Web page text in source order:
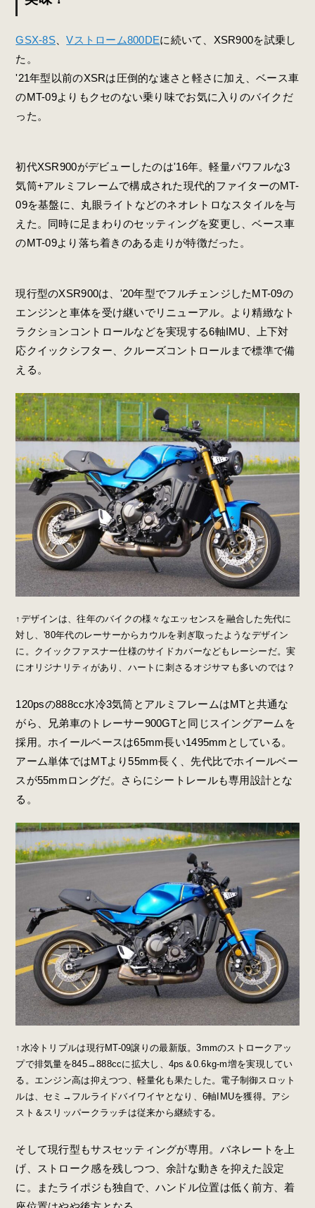
GSX-8S 、Vストローム800DEに続いて、XSR900を試乗し
た。
'21年型以前のXSRは圧倒的な速さと軽さに加え、ベース車
のMT-09よりもクセのない乗り味でお気に入りのバイクだ
った。
初代XSR900がデビューしたのは'16年。軽量パワフルな3
気筒+アルミフレームで構成された現代的ファイターのMT-
09を基盤に、丸眼ライトなどのネオレトロなスタイルを与
えた。同時に足まわりのセッティングを変更し、ベース車
のMT-09より落ち着きのある走りが特徴だった。
現行型のXSR900は、'20年型でフルチェンジしたMT-09の
エンジンと車体を受け継いでリニューアル。より精緻なト
ラクションコントロールなどを実現する6軸IMU、上下対
応クイックシフター、クルーズコントロールまで標準で備
える。
↑デザインは、往年のバイクの様々なエッセンスを融合した先代に
対し、'80年代のレーサーからカウルを剥ぎ取ったようなデザイン
に。クイックファスナー仕様のサイドカバーなどもレーシーだ。実
にオリジナリティがあり、ハートに刺さるオジサマも多いのでは？
120psの888cc水冷3気筒とアルミフレームはMTと共通な
がら、兄弟車のトレーサー900GTと同じスイングアームを
採用。ホイールベースは65mm長い1495mmとしている。
アーム単体ではMTより55mm長く、先代比でホイールベー
スが55mmロングだ。さらにシートレールも専用設計とな
る。
↑水冷トリプルは現行MT-09譲りの最新版。3mmのストロークアッ
プで排気量を845→888ccに拡大し、4ps＆0.6kg-m増を実現してい
る。エンジン高は抑えつつ、軽量化も果たした。電子制御スロット
ルは、セミ→フルライドバイワイヤとなり、6軸IMUを獲得。アシ
スト＆スリッパークラッチは従来から継続する。
そして現行型もサスセッティングが専用。バネレートを上
げ、ストローク感を残しつつ、余計な動きを抑えた設定
に。またライポジも独自で、ハンドル位置は低く前方、着